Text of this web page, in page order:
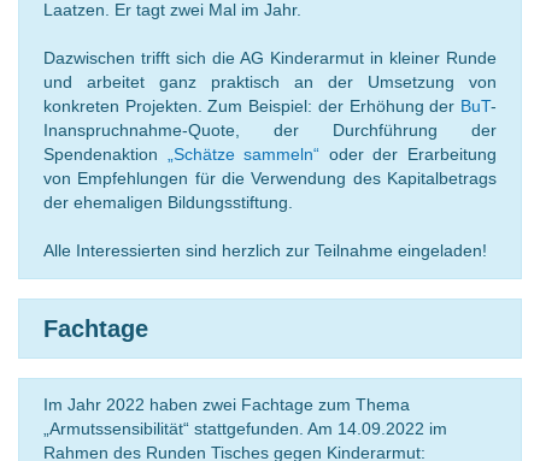
Laatzen. Er tagt zwei Mal im Jahr.
Dazwischen trifft sich die AG Kinderarmut in kleiner Runde
und arbeitet ganz praktisch an der Umsetzung von
konkreten Projekten. Zum Beispiel: der Erhöhung der BuT-
Inanspruchnahme-Quote, der Durchführung der
Spendenaktion „Schätze sammeln“ oder der Erarbeitung
von Empfehlungen für die Verwendung des Kapitalbetrags
der ehemaligen Bildungsstiftung.
Alle Interessierten sind herzlich zur Teilnahme eingeladen!
Fachtage
Im Jahr 2022 haben zwei Fachtage zum Thema
„Armutssensibilität“ stattgefunden. Am 14.09.2022 im
Rahmen des Runden Tisches gegen Kinderarmut: